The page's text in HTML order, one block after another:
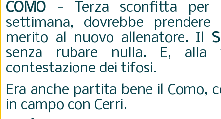
COMO - Terza sconfitta
settimana, dovrebbe
merito al nuovo allenatore. Il
senza rubare nulla. E, alla
contestazione dei tifosi.
Era anche partita bene il Como,
in campo con Cerri.